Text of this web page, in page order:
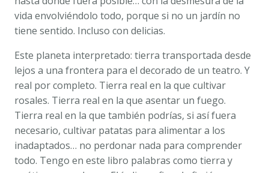
vida envolviéndolo todo, porque si no un jardín no
tiene sentido. Incluso con delicias.
Este planeta interpretado: tierra transportada desde
lejos a una frontera para el decorado de un teatro. Y
real por completo. Tierra real en la que cultivar
rosales. Tierra real en la que asentar un fuego.
Tierra real en la que también podrías, si así fuera
necesario, cultivar patatas para alimentar a los
inadaptados… no perdonar nada para comprender
todo. Tengo en este libro palabras como tierra y